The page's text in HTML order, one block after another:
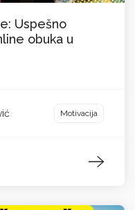
Uspešno
obuka u
Motivacija